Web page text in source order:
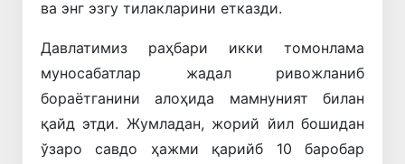
ва энг эзгу тилакларини етказди.
Давлатимиз раҳбари икки томонлама
муносабатлар жадал ривожланиб
бораётганини алоҳида мамнуният билан
қайд этди. Жумладан, жорий йил бошидан
ўзаро савдо ҳажми қарийб 10 баробар